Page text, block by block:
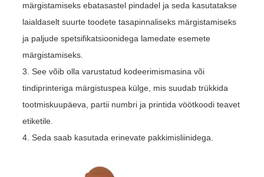
märgistamiseks ebatasastel pindadel ja seda kasutatakse
laialdaselt suurte toodete tasapinnaliseks märgistamiseks
ja paljude spetsifikatsioonidega lamedate esemete
märgistamiseks.
3. See võib olla varustatud kodeerimismasina või
tindiprinteriga märgistuspea külge, mis suudab trükkida
tootmiskuupäeva, partii numbri ja printida vöötkoodi teavet
etiketile.
4. Seda saab kasutada erinevate pakkimisliinidega.